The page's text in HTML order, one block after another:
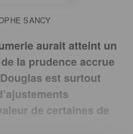
SANCY
aurait atteint un
la prudence accrue
est surtout
de certaines de